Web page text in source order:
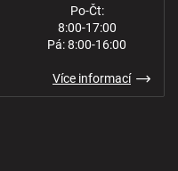
Po-Čt:
8:00-17:00
Pá: 8:00-16:00
Více informací